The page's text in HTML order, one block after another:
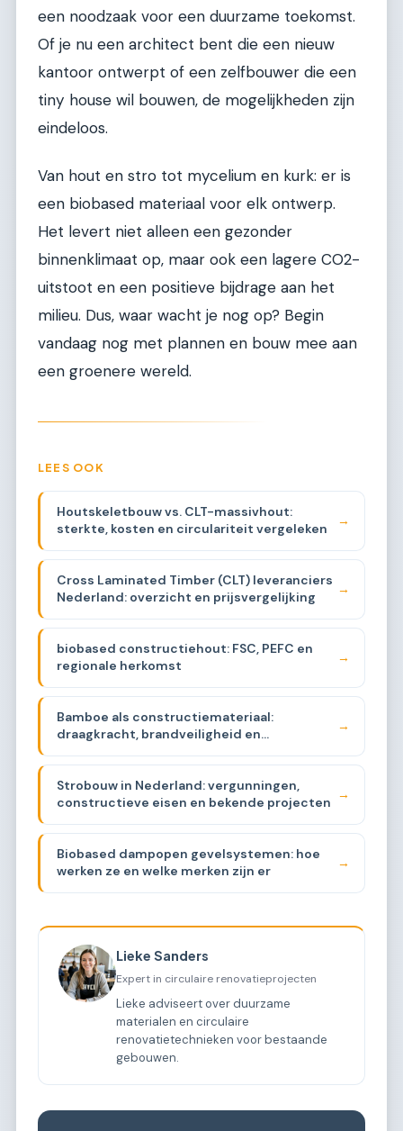
een noodzaak voor een duurzame toekomst.
Of je nu een architect bent die een nieuw
kantoor ontwerpt of een zelfbouwer die een
tiny house wil bouwen, de mogelijkheden zijn
eindeloos.
Van hout en stro tot mycelium en kurk: er is
een biobased materiaal voor elk ontwerp.
Het levert niet alleen een gezonder
binnenklimaat op, maar ook een lagere CO2-
uitstoot en een positieve bijdrage aan het
milieu. Dus, waar wacht je nog op? Begin
vandaag nog met plannen en bouw mee aan
een groenere wereld.
LEES OOK
Houtskeletbouw vs. CLT-massivhout:
sterkte, kosten en circulariteit vergeleken
→
Cross Laminated Timber (CLT) leveranciers
Nederland: overzicht en prijsvergelijking
→
biobased constructiehout: FSC, PEFC en
regionale herkomst
→
Bamboe als constructiemateriaal:
draagkracht, brandveiligheid en
→
Strobouw in Nederland: vergunningen,
constructieve eisen en bekende projecten
→
Biobased dampopen gevelsystemen: hoe
werken ze en welke merken zijn er
→
Lieke Sanders
Expert in circulaire renovatieprojecten
Lieke adviseert over duurzame
materialen en circulaire
renovatietechnieken voor bestaande
gebouwen.